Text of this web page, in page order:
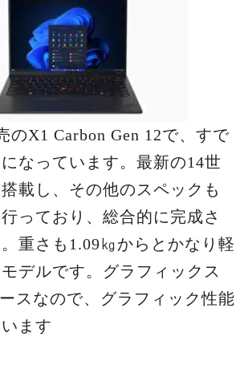
のX1 Carbon Gen 12で、すで
なっています。最新の14世
載し、その他のスペックも
っており、総合的に完成さ
重さも1.09㎏からとかなり軽
デルです。グラフィックス
スなので、グラフィック性能
ます